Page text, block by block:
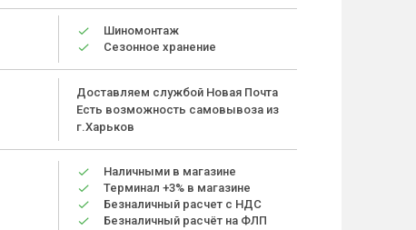
Шиномонтаж
Сезонное хранение
Доставляем службой Новая Почта
Есть возможность самовывоза из
г.Харьков
Наличными в магазине
Терминал +3% в магазине
Безналичный расчет с НДС
Безналичный расчёт на ФЛП